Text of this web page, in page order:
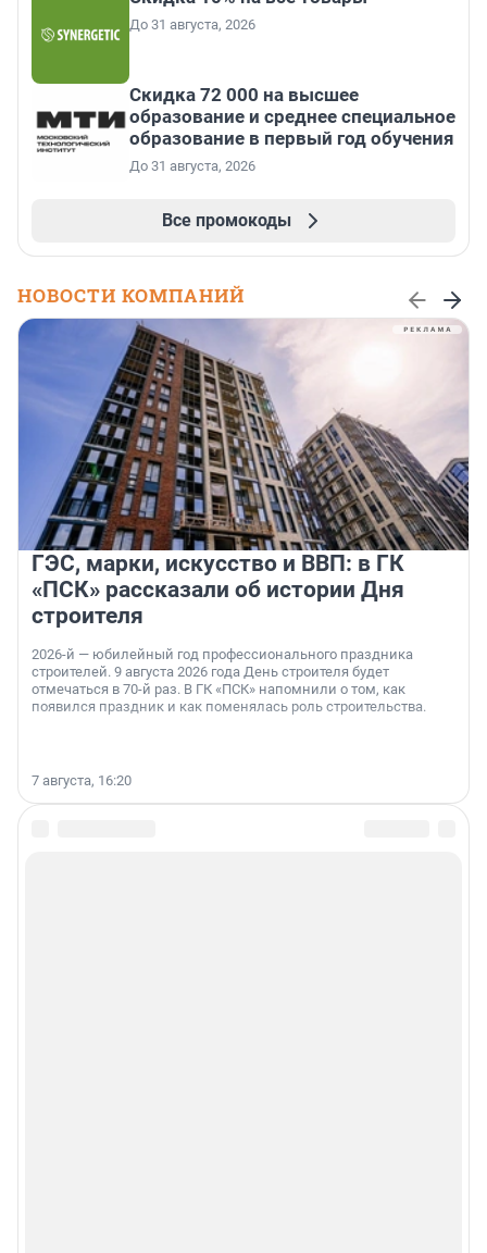
До 31 августа, 2026
Скидка 72 000 на высшее
образование и среднее специальное
образование в первый год обучения
До 31 августа, 2026
Все промокоды
НОВОСТИ КОМПАНИЙ
ГЭС, марки, искусство и ВВП: в ГК
«ПСК» рассказали об истории Дня
строителя
2026-й — юбилейный год профессионального праздника
строителей. 9 августа 2026 года День строителя будет
отмечаться в 70-й раз. В ГК «ПСК» напомнили о том, как
появился праздник и как поменялась роль строительства.
7 августа, 16:20